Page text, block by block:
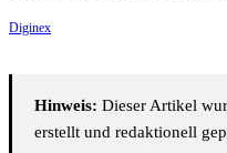
Diginex
Hinweis: Dieser Artikel
erstellt und redaktionell